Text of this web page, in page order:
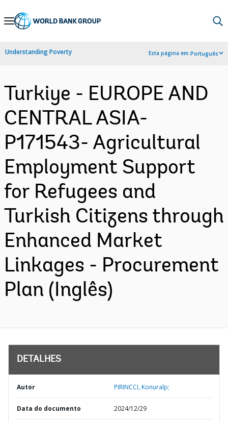
Skip
Navigation
Understanding Poverty Esta página em:Português
Turkiye - EUROPE AND
CENTRAL ASIA-
P171543- Agricultural
Employment Support
for Refugees and
Turkish Citizens through
Enhanced Market
Linkages - Procurement
Plan (Inglês)
DETALHES
Autor PIRINCCI, Konuralp;
Data do documento 2024/12/29